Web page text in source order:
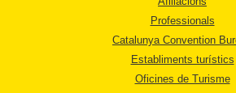
Professionals
Catalunya Convention
Establiments turístics
Oficines de Turisme